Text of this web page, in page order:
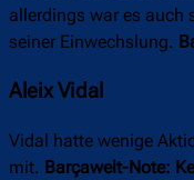
allerdings war es auch
seiner Einwechslung.
Aleix Vidal
Vidal hatte wenige
mit. Barçawelt-Note: